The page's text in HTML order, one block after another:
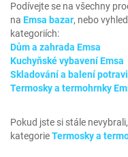
Podívejte se na všechny
na Emsa bazar, nebo
kategoriích:
Dům a zahrada Emsa
Kuchyňské vybavení Emsa
Skladování a balení
Termosky a termohrnky
Pokud jste si stále
kategorieTermosky a